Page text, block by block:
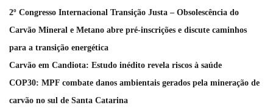
2º Congresso Internacional Transição Justa – Obsolescência do
Carvão Mineral e Metano abre pré-inscrições e discute caminhos
para a transição energética
Carvão em Candiota: Estudo inédito revela riscos à saúde
COP30: MPF combate danos ambientais gerados pela mineração de
carvão no sul de Santa Catarina